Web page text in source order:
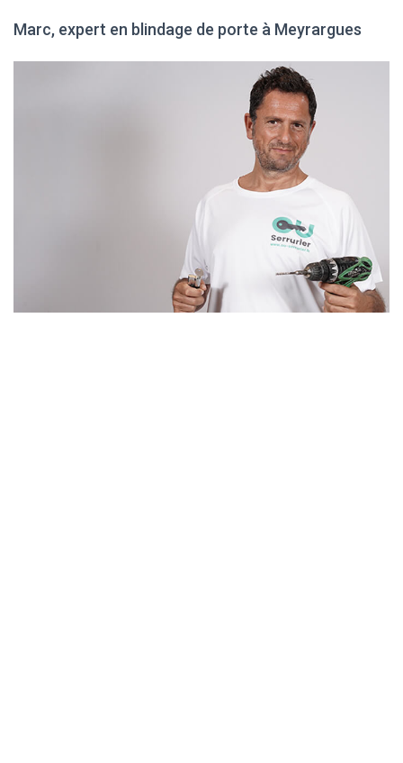
Marc, expert en blindage de porte à Meyrargues